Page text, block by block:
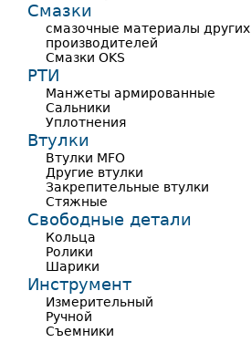
Смазки
смазочные материалы других
производителей
Смазки OKS
РТИ
Манжеты армированные
Сальники
Уплотнения
Втулки
Втулки MFO
Другие втулки
Закрепительные втулки
Стяжные
Свободные детали
Кольца
Ролики
Шарики
Инструмент
Измерительный
Ручной
Съемники